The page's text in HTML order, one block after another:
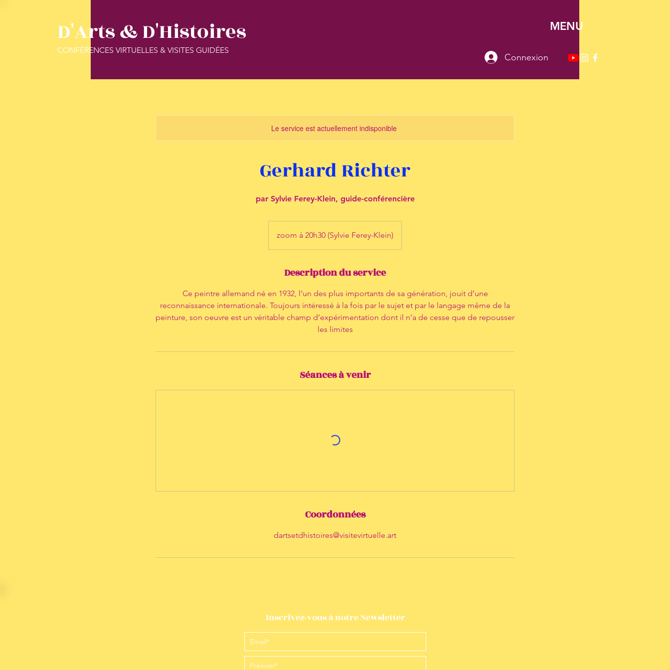
D'Arts & D'Histoires
CONFÉRENCES VIRTUELLES & VISITES GUIDÉES
Connexion
MENU
Le service est actuellement indisponible
Gerhard Richter
par Sylvie Ferey-Klein, guide-conférencière
zoom à 20h30 (Sylvie Ferey-Klein)
Description du service
Ce peintre allemand né en 1932, l’un des plus importants de sa génération, jouit d’une
reconnaissance internationale. Toujours intéressé à la fois par le sujet et par le langage même de la
peinture, son oeuvre est un véritable champ d’expérimentation dont il n’a de cesse que de repousser
les limites
Séances à venir
Coordonnées
dartsetdhistoires@visitevirtuelle.art
Inscrivez-vous à notre Newsletter